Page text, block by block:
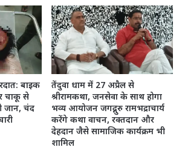
बाइक
चाकू से
जान, चंद
तेंदुवा धाम में 27 अप्रैल से
श्रीरामकथा, जनसेवा के साथ होगा
भव्य आयोजन जगद्गुरु रामभद्राचार्य
करेंगे कथा वाचन, रक्तदान और
देहदान जैसे सामाजिक कार्यक्रम भी
शामिल